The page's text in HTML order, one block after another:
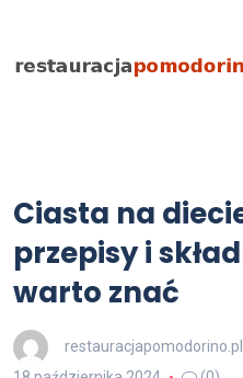
Ciasta na
przepisy i
warto znać
restauracjapomodorino.pl